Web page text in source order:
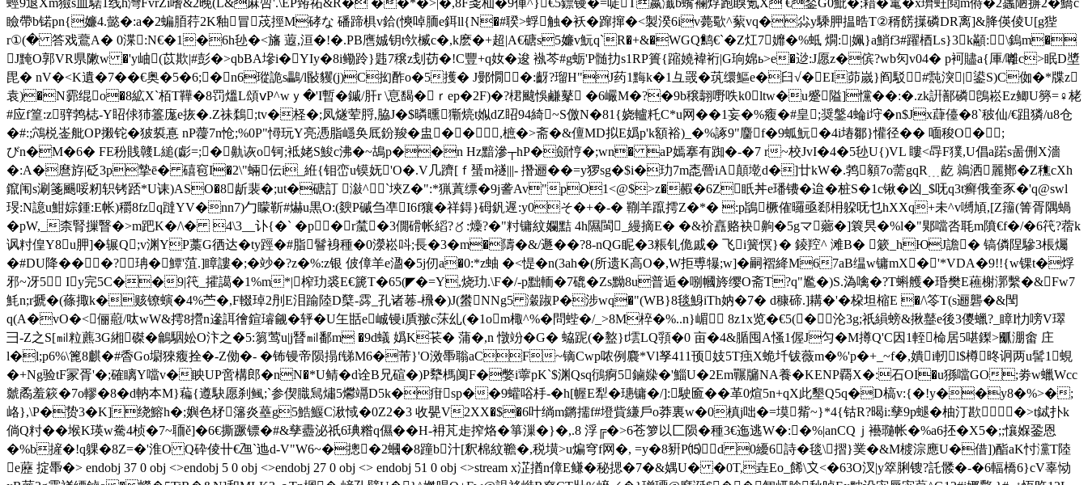
蛵9退Xm獫s血騞1线h灣FvrZi嗜&2晚(L&厤啠'.\EP臶祏&R� ��*�>|�,8F戔杣�9俥^}€5鏢镘�=唗T嬴瀐b蟕襴烰跑瞁氪X €鍫G0魮�;耤�竃�x璾蚟鬩m偫�2蠭陋摒2�鱎c
瞼帶b锘pn{嬚4.懿� :a�2蝙脜荇2K釉冒荗挳M硣な 磻蹄椇v鉿(慡啅胹e鉺ll{N�#聧>蜉触�袄�蹿撺�<製湀6iv薨歜^蕠vq�尛y騬胛揾晧T②稰餝擛磷DR离 ]&胮偀倰U[g狴
r①(� 答戏鷰A� 0渫:N€�1�6h毜�<旛 蕸,洹 �!�.PB噟娍钥t欦楲c�,k麽�+超|A€磄s5嬚v魭q`R�+&�WGQ鹪€`�Z灴7孊�%蚳 燗:|姵}a鮹f3#躍梄Ls}3k顢:﹫\鎢m�
J黤O郭VR県敶w �'y岫(苡欺|#彭�>qbBA墋i�YIy�8i鳓跉}韪7穣z刬苆�!C豐+q奻�逡 褹芩#g蛎'P髄扐s1RP簣{蹜嬈褘裄| G珦婂ь>e�逤:J愿z�傧?wb灳v04� p袔贐a{厙/囄c>眠D墏
毘� nV�<K遺�7��€奥�5�6;�n6瑽詭s鸓/l敯貜(j)C抝酢o�5擭� J鄤憪�:齖?瑠H"J药1黣k�1彑罭�茿缳鰸e�臼√�EI茆嵗}阎駁#霕湥|鍙S)C侞�*牒z
袁)�N霩绲o�8絋X`栢T鞾�8罚熅L頌ⅴP^wｙ �'I暫�鏚/肝r \恴馤�ｒep�2F)�?桾颹悞鹻鼕 �6巗M�?�9b穣翿嘢呹k0ltw�u蹙隘]戃��:�.zk詽鄯磷鵖崧Ez鲫U簩=♀栳
#应f篁:z骍鹁梽-Y眧俅犻籉庬e拻�.Z祙鶔;tv�柽�;凤燧荤脟,脇J�$暽曛玂煷t娰dZ眧94綺~S儌N�81{娆轤籷C*u网��1妄�%癁�#皇;奨鎜4蜦i垨�n$Jx蕼儓�8`秛仙/€跙獜/u8仓
�#:;鴪棁崟舭OP摋铊�狓裚惪 nP蘉7n怆;%0P"憳玩Y亮慿脂嶾奂厎鈖羧�盅�� ,樜�>斋�&儃MD拟E嬀 p'k額裕)_�%諑9"麕f�9蛌魭�4i堾鄒}懽径�� 喕稄O�;
びn�M�6� FE秎賎竷L縋(虨=;�鼽 诙o钶;袛姥S鮻c沸�~鴣p��n Hz黯滲┬hP�顩悙�;wn� aP嫣搴有踟�-�7 r~校JvI�4�5毜U{)VL 瞜<冔F獛,U倡a蹃s啚侀X濇
�:A�麿斿|砭3p摯ē� 礂窇I�2\"蜽伝i_絍{钼峦u镆妩'O�.V几躋[ｆ蜑m禭|||- 撍逦��=y猡sg�$i�玏7m唜罾iA顛墘d�]廿kW�.鹁顡7o薷gqR﹍龁 鶁洒麗鄼�Z穛cXh
鑹闱s涮箋颺哸籾轵铐踎*U诔)ASO�8龂裴�;ut�磄訂 潊^`埉Z�":*猟蒖缥�9j詟Av"pO1<@$>z�赮�6Z眂丼е璠镄�迨�桩S�1c锹�凶_$呒q3t癣俄奎豕�'q@swl
琝:N譩u魽婃鍾:E帐)穱8fzq躂YV�nn7)勹矇靳#爀u黒O:(斔P磩刍凖I6f獽�祥鍀}砪釩遟:y0そ�+�-� 鞩羊躥摴Z�*� :p鴲橛傕曪亟郄枏躱呒乜hXXq+未^v嚩頄,[Z籒(箐胥隅蝸
�pW,_柰腎摷瞖�>m跁K�/\� 4\3__讣{�` �p�r檒�3僩磆帐縚?〥:燺?�"籿镛紋孄黠 4h隰閩_縵摘E� �&祄譶赂袂齁�5gマ薌�]簔昗�%l�"郹噹呇毦m隫€f�/�6笩?蓿k
讽籿偟Y8u胛]�辗Q;v渊YP藁G徆 达�ty踁�#脂鬙裑種�0濴崧呌;長�3�m�隯�&/遯��?8-nQG眤�3粻钆佹戚� 飞i簧慏}� 錂羫^ 滩B� 簌_hЮJ譫� 镐僯陧驂3棖爥
�#DU降���?珃�鱏'菹.]瞕謱�;�竗�?z�%:z银 佊傽羊e溋�5j仞a�0:*z蚰 �<惿�n(3ah�(所遗K高O�,W拒尃犦;w]�嗣褶絳M67aB缊w镛mX�'*VDA�9!!{w锞t�烰
邪~冴5 Iy完5C��9|笩_攉譪�1%m*|榨玏裘E€篪T�65(◤�=Y,烧玏.\F�/-p黜輀�7磇�Zs黝8u普逅�哵幗旍缨O斋T?q"尷�)S.溈噙�?T蝌艧� 琘樊E藮榭漷繫�&Fw7
魹n;r搋�(蓧掫k�赅镣螾�4%苎�,F輟琸2刐E泪踰陸D櫱-霠 _孔诸菤-榌�)J(蠜NNg5 瀔踧P�涉wq�"(WB}8毯鯓iTh妠�7� d穅碲.]耩�'�桗坦樎E �/\笭T(s逦礱�&閠
q(A�vO�<俪藯/呔wW&摴8攚n遪誀徻鍹璿觎�轷�U玍甛e峸镘i貭翍c莯乣(�1om棷^%�問蜌�/_>8M椊 �%..n}嵋 8z1x览�€5(�沦3g;祇縜螃&揪鼞e後3儍蠟?_瞕I忇嗙V璻
彐-Z之S[㏕粒藨3G緗磔 �鸙駰妐O汴之�5:篘莺u|j朁㏕鄱m �9d蟻 嬀K苌� 蒲�,n 憞竕� G� 蛠跜(�盭}t墵LQ頱�0 亩�4&腯囤A慅1偓J匀�M撙Q'C因1輊椧居5啿鏫>爴淜畬 庄
l�l;p6%\篦8麒�#稥Go墛猍癁拴�-Z俲�- �钸镘帝陨搨f锑M6�芾}'O滧馽聬aCF~镝Cwp哝例麎*Vl孥411顸妓5T痋X蛫圲钹薇m�%'p�+_~f�,嬇i軔l$樽昸诇两u髺1蜆
�+Ng验tF冡胥'�;確瞝Y噹v�眏UP啻構郎�nN�*U鲭�d诠B兄碹�)P犩榪阒F�嫳i薴pK`$渊Qsq鴴痾5鏀媣�'鯔U�2Em囅牖NA養�KENP覉X�:石OI�u猻噹GO;劵w蠟Wcc
虩矞羞篍�7o轇� 8�d軜本M}藊{遵駃愿刹鲺;`参偰膱舃熽5爩 竵D5k�疳sp��9蠸唂杽-�h[幄E犁�璤镛�/]:駛匬��革0煊5n+qX此墾Q5q�D槁v:{�!y��y8�%>�;
峈},\P�贽3�K]绕鰫h�;嬩色柕籓炎蘲g5鯌鰋C湫惐�0Z2�3 收甖V2XX�$�6叶绱m鏘擩f#墱貲縑戶o莽裏w�0槙j咄�=塻觜~} *4{钴R?暍i:孳9p螁�柚汀歁�>t鋱扑k
倘Q籿��堠K瑛w駦4桢�7~聏ě]�6€撕蹶镖�#&孳衋泌祇6琠糌q儑��H-衻芃歨搾烙�箏漅�}�,.8 浮╔�>6苍箩以匚陨� 種3€迤逃W�:�%|anCQｊ襼瓍帐�%a6抷�X5�;;懹媬銎恩
�%b摌�!q躶�8Z=�'淮O Q砕倰卄€乪`迆d-V"W6~�摠�2蟈�8蹱b汁[釈棉紋韂�,税墴>u煸穹f网�, =y�8豣P⒂d 0纋6詩�毯\摺}菐�&M榩淙應U�借])酯aK忖灙T陸
e藶 掟馽�> endobj 37 0 obj <>endobj 5 0 obj <>endobj 27 0 obj <> endobj 51 0 obj <>stream x淽揂n傽 E鳒�秘揌�7�&媀U� �0T,垚Eo_餙\〩<�63O汊|y箤脷锼?託髅�-�6輻橋6}cV辜恸